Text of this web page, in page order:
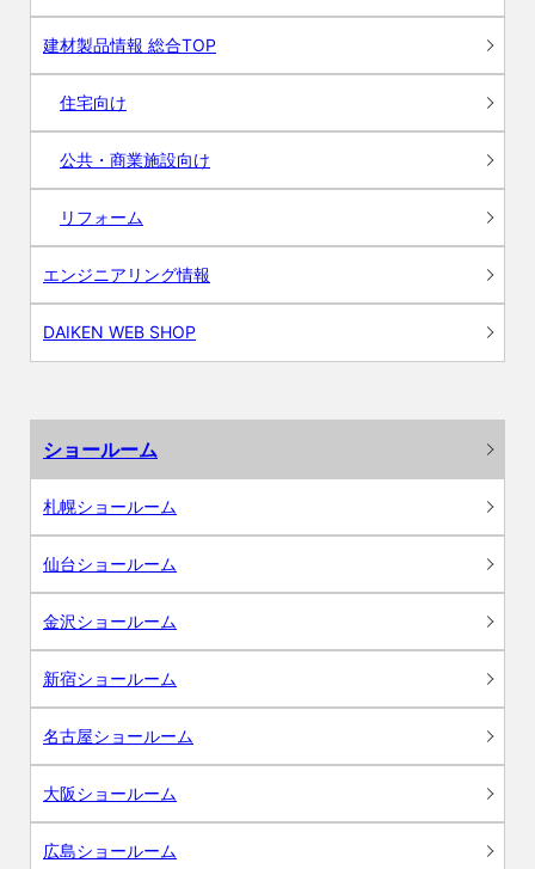
建材製品情報 総合TOP
住宅向け
公共・商業施設向け
リフォーム
エンジニアリング情報
DAIKEN WEB SHOP
ショールーム
札幌ショールーム
仙台ショールーム
金沢ショールーム
新宿ショールーム
名古屋ショールーム
大阪ショールーム
広島ショールーム